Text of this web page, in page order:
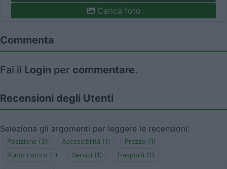
Carica foto
Commenta
Fai il Login per commentare.
Recensioni degli Utenti
Seleziona gli argomenti per leggere le recensioni:
Posizione (3) Accessibilità (1)
Prezzo (1)
Punto ristoro (1)
Servizi (1) Trasporti (1)